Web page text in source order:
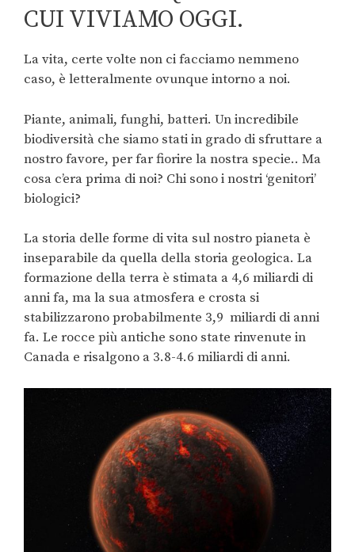
CUI VIVIAMO OGGI.
La vita, certe volte non ci facciamo nemmeno
caso, è letteralmente ovunque intorno a noi.
Piante, animali, funghi, batteri. Un incredibile
biodiversità che siamo stati in grado di sfruttare a
nostro favore, per far fiorire la nostra specie.. Ma
cosa c’era prima di noi? Chi sono i nostri ‘genitori’
biologici?
La storia delle forme di vita sul nostro pianeta è
inseparabile da quella della storia geologica. La
formazione della terra è stimata a 4,6 miliardi di
anni fa, ma la sua atmosfera e crosta si
stabilizzarono probabilmente 3,9 miliardi di anni
fa. Le rocce più antiche sono state rinvenute in
Canada e risalgono a 3.8-4.6 miliardi di anni.